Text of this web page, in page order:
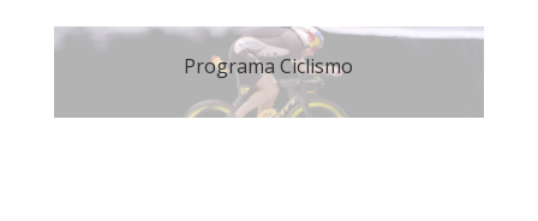
Programa Ciclismo